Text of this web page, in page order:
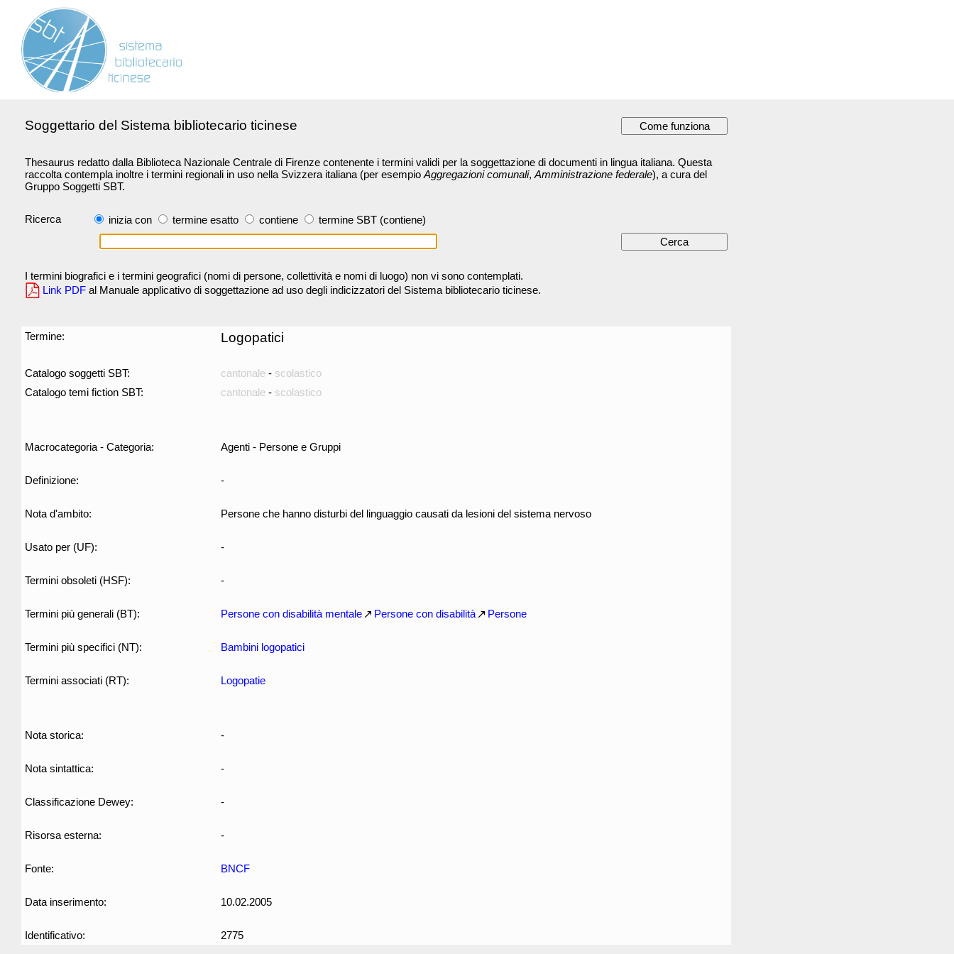
Soggettario del Sistema bibliotecario ticinese
Thesaurus redatto dalla Biblioteca Nazionale Centrale di Firenze contenente i termini validi per la soggettazione di documenti in lingua italiana. Questa
raccolta contempla inoltre i termini regionali in uso nella Svizzera italiana (per esempio Aggregazioni comunali, Amministrazione federale), a cura del
Gruppo Soggetti SBT.
Ricerca inizia con termine esatto contiene termine SBT (contiene)
I termini biografici e i termini geografici (nomi di persone, collettività e nomi di luogo) non vi sono contemplati.
Link PDF al Manuale applicativo di soggettazione ad uso degli indicizzatori del Sistema bibliotecario ticinese.
Termine: Logopatici
Catalogo soggetti SBT: cantonale - scolastico
Catalogo temi fiction SBT:
cantonale - scolastico
Macrocategoria - Categoria: Agenti - Persone e Gruppi
Definizione: -
Nota d'ambito: Persone che hanno disturbi del linguaggio causati da lesioni del sistema nervoso
Usato per (UF): -
Termini obsoleti (HSF): -
Termini più generali (BT): Persone con disabilità mentale Persone con disabilità Persone
Termini più specifici (NT): Bambini logopatici
Termini associati (RT): Logopatie
Nota storica: -
Nota sintattica: -
Classificazione Dewey: -
Risorsa esterna: -
Fonte: BNCF
Data inserimento: 10.02.2005
Identificativo: 2775